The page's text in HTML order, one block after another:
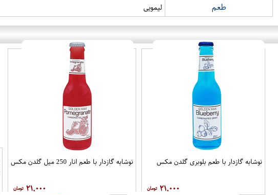
طعم لیمویی
نوشابه گازدار با طعم بلوبری گلدن مکس
۲۱,۰۰۰
نوشابه گازدار با طعم انار 250 میل گلدن مکس
۲۱,۰۰۰